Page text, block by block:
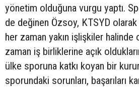
yönetim olduğuna vurgu yaptı.
de değinen Özsoy, KTSYD
her zaman yakın işlişkiler halinde
zaman iş birliklerine açık
ülke sporuna katkı koyan bir
sporundaki sorunları, başarıları